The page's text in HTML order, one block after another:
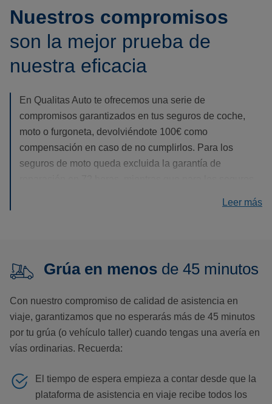
Nuestros compromisos
son la mejor prueba de
nuestra eficacia
En Qualitas Auto te ofrecemos una serie de
compromisos garantizados en tus seguros de coche,
moto o furgoneta, devolviéndote 100€ como
compensación en caso de no cumplirlos. Para los
seguros de moto queda excluida la garantía de
Leer más
Grúa en menos de 45 minutos
Con nuestro compromiso de calidad de asistencia en
viaje, garantizamos que no esperarás más de 45 minutos
por tu grúa (o vehículo taller) cuando tengas una avería en
vías ordinarias. Recuerda:
El tiempo de espera empieza a contar desde que la
plataforma de asistencia en viaje recibe todos los